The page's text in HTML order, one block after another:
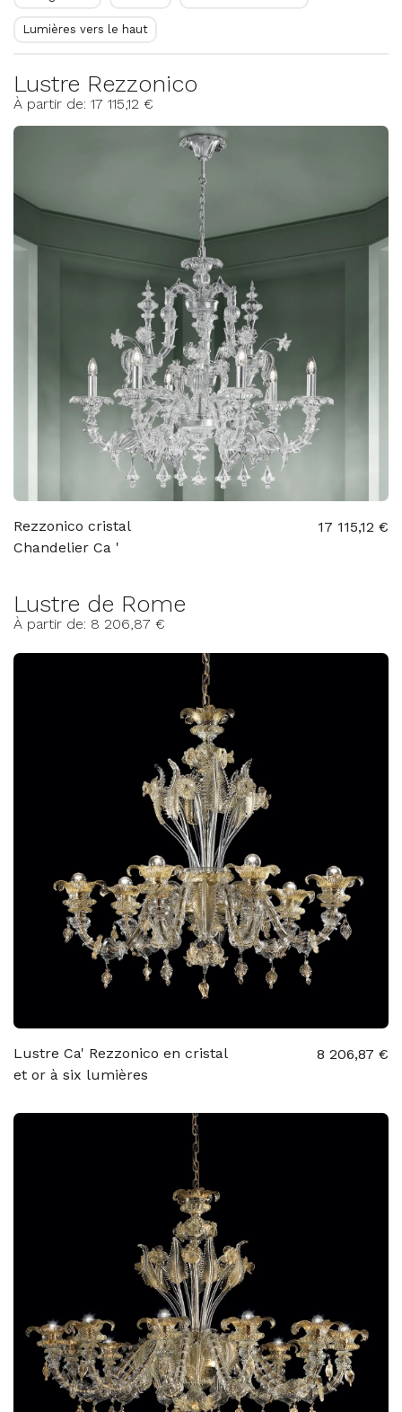
Lumières vers le haut
Lustre Rezzonico
À partir de: 17 115,12 €
Rezzonico cristal
Chandelier Ca '
17 115,12 €
Lustre de Rome
À partir de: 8 206,87 €
Lustre Ca' Rezzonico en cristal
et or à six lumières
8 206,87 €